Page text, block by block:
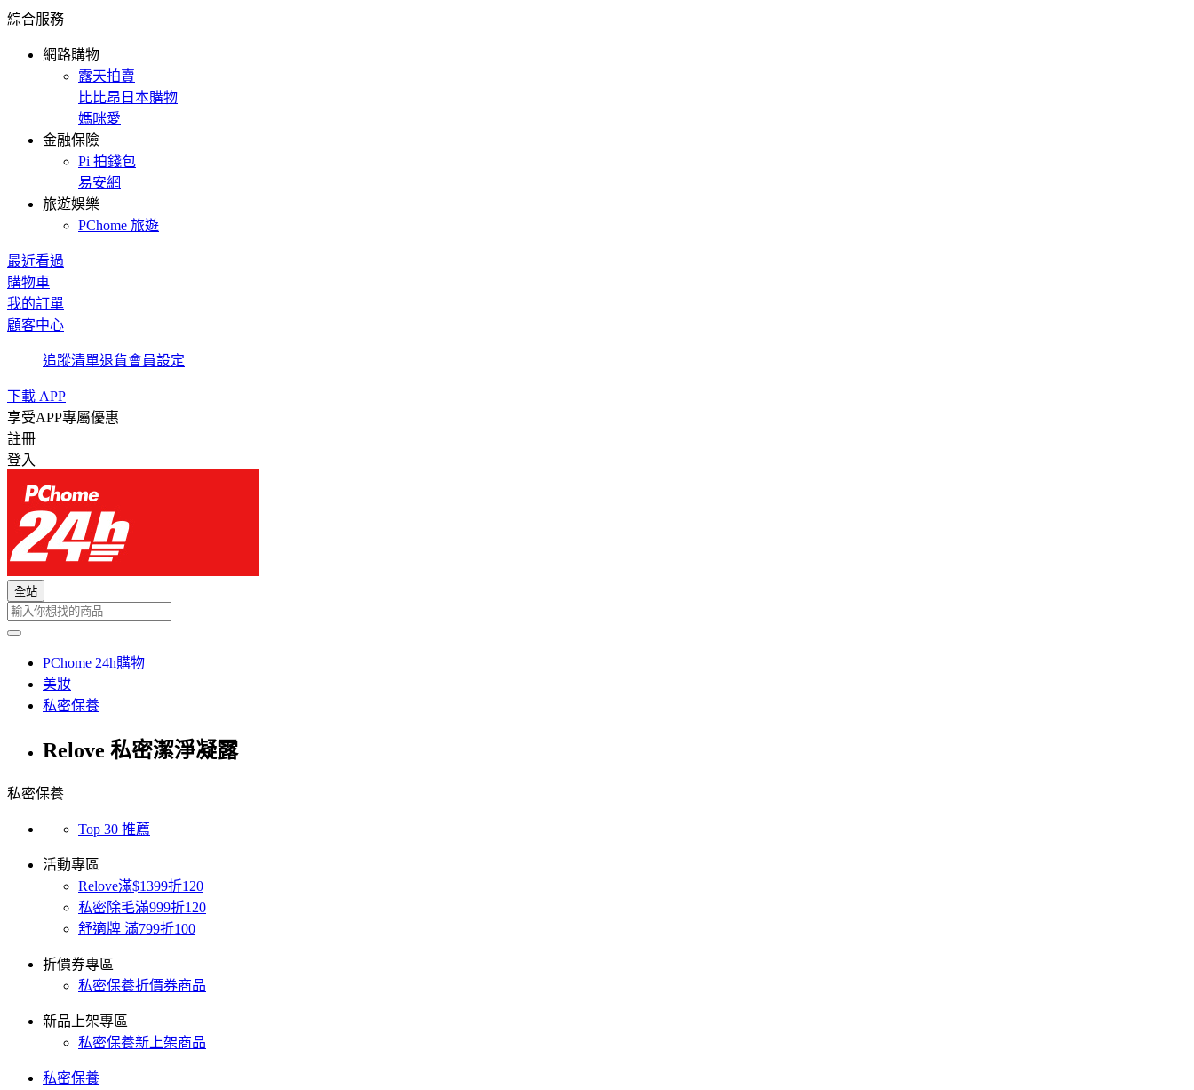
綜合服務
網路購物
露天拍賣
比比昂日本購物
媽咪愛
金融保險
Pi 拍錢包
易安網
旅遊娛樂
PChome 旅遊
最近看過
購物車
我的訂單
顧客中心
追蹤清單退貨會員設定
下載 APP
享受APP專屬優惠
註冊
登入
全站
PChome 24h購物
美妝
私密保養
Relove 私密潔淨凝露
私密保養
Top 30 推薦
活動專區
Relove滿$1399折120
私密除毛滿999折120
舒適牌 滿799折100
折價券專區
私密保養折價券商品
新品上架專區
私密保養新上架商品
私密保養